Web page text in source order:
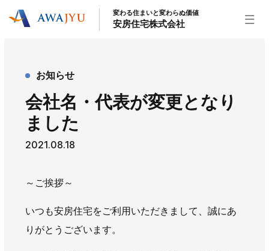
リフォーム事業 外装事業
新築住宅事業
不動産事業
大型物件事業
スタッフ紹介
変わる住まいと変わらぬ価値
安房住宅株式会社
お知らせ
会社名・代表が変更となり
ました
2021.08.18
～ご挨拶～
いつも安房住宅をご利用いただきまして、誠にあ
りがとうございます。